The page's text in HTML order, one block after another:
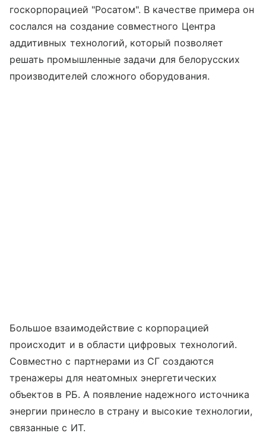
госкорпорацией "Росатом". В качестве примера он
сослался на создание совместного Центра
аддитивных технологий, который позволяет
решать промышленные задачи для белорусских
производителей сложного оборудования.
Большое взаимодействие с корпорацией
происходит и в области цифровых технологий.
Совместно с партнерами из СГ создаются
тренажеры для неатомных энергетических
объектов в РБ. А появление надежного источника
энергии принесло в страну и высокие технологии,
связанные с ИТ.